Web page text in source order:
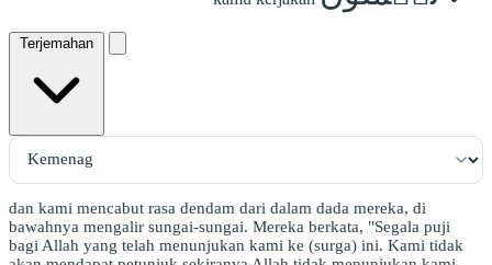
Terjemahan
dan kami mencabut rasa dendam dari dalam dada mereka, di
bawahnya mengalir sungai-sungai. Mereka berkata, "Segala puji
bagi Allah yang telah menunjukan kami ke (surga) ini. Kami tidak